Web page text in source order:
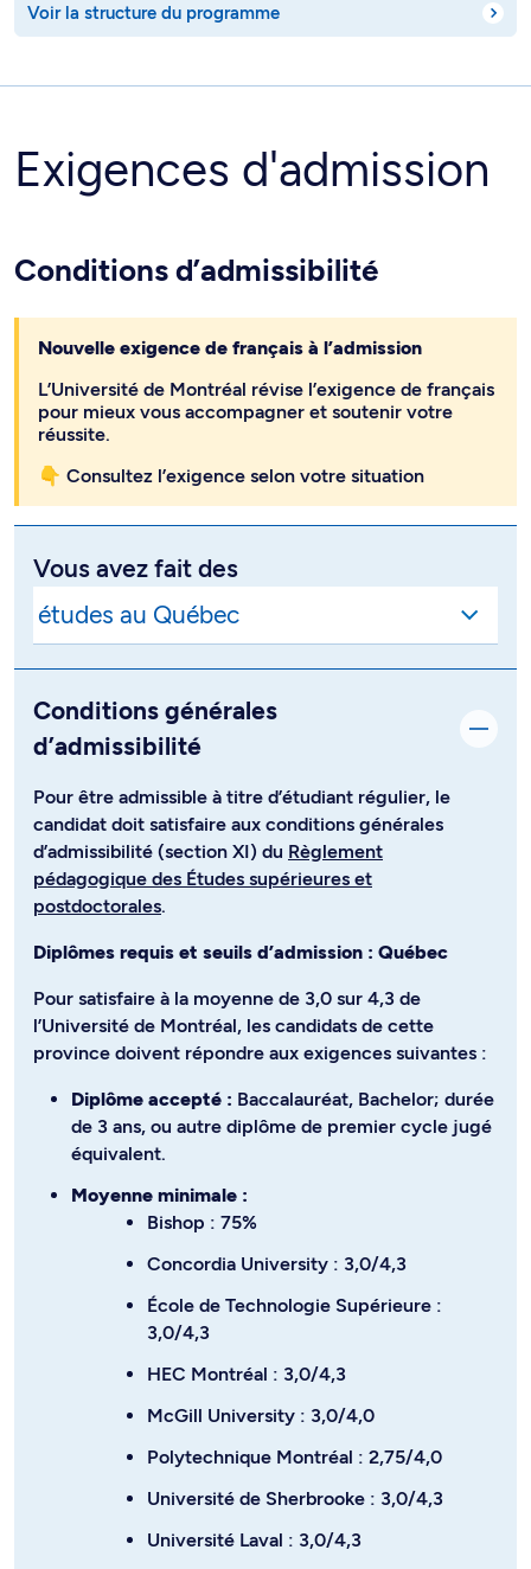
Voir la structure du programme
Exigences d'admission
Conditions d’admissibilité
Nouvelle exigence de français à l’admission
L’Université de Montréal révise l’exigence de français
pour mieux vous accompagner et soutenir votre
réussite.
👇 Consultez l’exigence selon votre situation
Vous avez fait des
Conditions générales
d’admissibilité
Pour être admissible à titre d’étudiant régulier, le
candidat doit satisfaire aux conditions générales
d’admissibilité (section XI) du Règlement
pédagogique des Études supérieures et
postdoctorales.
Diplômes requis et seuils d’admission : Québec
Pour satisfaire à la moyenne de 3,0 sur 4,3 de
l’Université de Montréal, les candidats de cette
province doivent répondre aux exigences suivantes :
Diplôme accepté : Baccalauréat, Bachelor; durée
de 3 ans, ou autre diplôme de premier cycle jugé
équivalent.
Moyenne minimale :
Bishop : 75%
Concordia University : 3,0/4,3
École de Technologie Supérieure :
3,0/4,3
HEC Montréal : 3,0/4,3
McGill University : 3,0/4,0
Polytechnique Montréal : 2,75/4,0
Université de Sherbrooke : 3,0/4,3
Université Laval : 3,0/4,3